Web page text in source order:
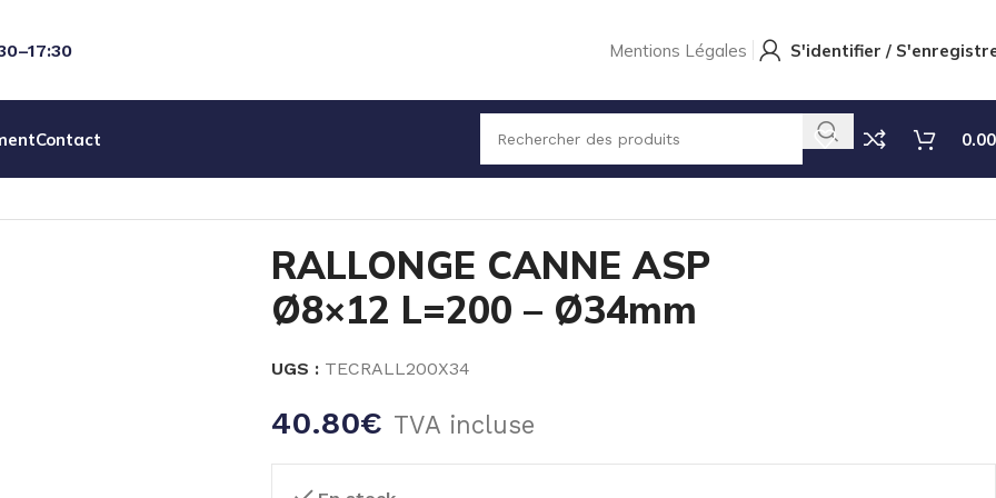
Mentions Légales S'identifier /
Contact
0.00
RALLONGE CANNE ASP Ø8×12 L=200 – Ø34mm
RALLONGE CANNE ASP
Ø8×12 L=200 – Ø34mm
UGS : TECRALL200X34
40.80€ TVA incluse